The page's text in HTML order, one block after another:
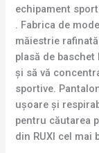
echipament
. Fabrica de
măiestrie
plasă de baschet
și să vă
sportive.
ușoare și
pentru căutarea
din RUXI cel mai